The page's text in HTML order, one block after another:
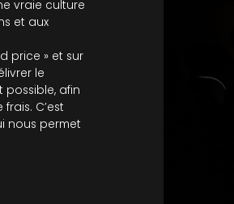
vraie culture
et aux
price » et sur
le
possible, afin
C’est
nous permet